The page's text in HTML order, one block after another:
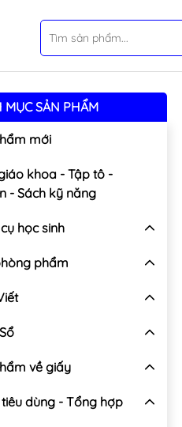
MỤC SẢN PHẨM
mới
khoa - Tập tô -
- Sách kỹ năng
học sinh
phẩm
về giấy
dùng - Tổng hợp